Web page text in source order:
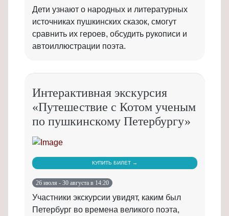
Дети узнают о народных и литературных
источниках пушкинских сказок, смогут
сравнить их героев, обсудить рукописи и
автоиллюстрации поэта.
Интерактивная экскурсия
«Путешествие с Котом ученым
по пушкинскому Петербургу»
КУПИТЬ БИЛЕТ →
26 июля - 30 августа в 14:20
Участники экскурсии увидят, каким был
Петербург во времена великого поэта,